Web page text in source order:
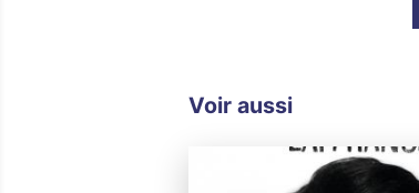
Voir aussi